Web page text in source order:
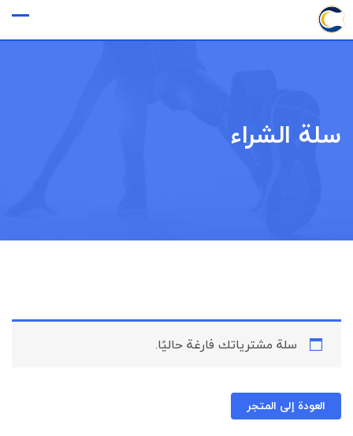
تخطى
الى
سلة الشراء
سلة مشترياتك فارغة حاليًا.
العودة إلى المتجر